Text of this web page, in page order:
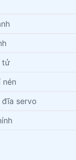
tử
nén
servo